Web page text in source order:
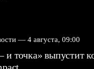
— 4 августа, 09:00
точка» выпустит